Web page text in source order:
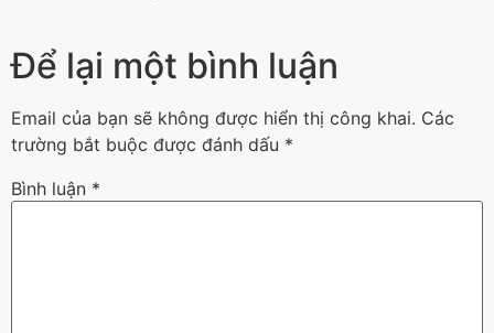
Để lại một bình luận
Email của bạn sẽ không được hiển thị công khai. Các
trường bắt buộc được đánh dấu *
Bình luận *